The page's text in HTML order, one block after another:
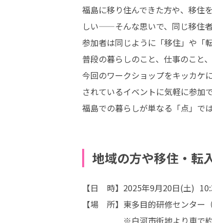
福島に移り住んできた方や、移住
しい——そんな思いで、同じ移住
参加者は同じように「移住」や「
普段の暮らしのこと、仕事のこと
今回のワークショップをキッカケ
されているイベントに気軽に参加
福島での暮らしが単なる「点」で
地域の方や移住・転
【日　時】2025年9月20日(土)
【場　所】東多目的研修センター
※白河市街地より車で約30